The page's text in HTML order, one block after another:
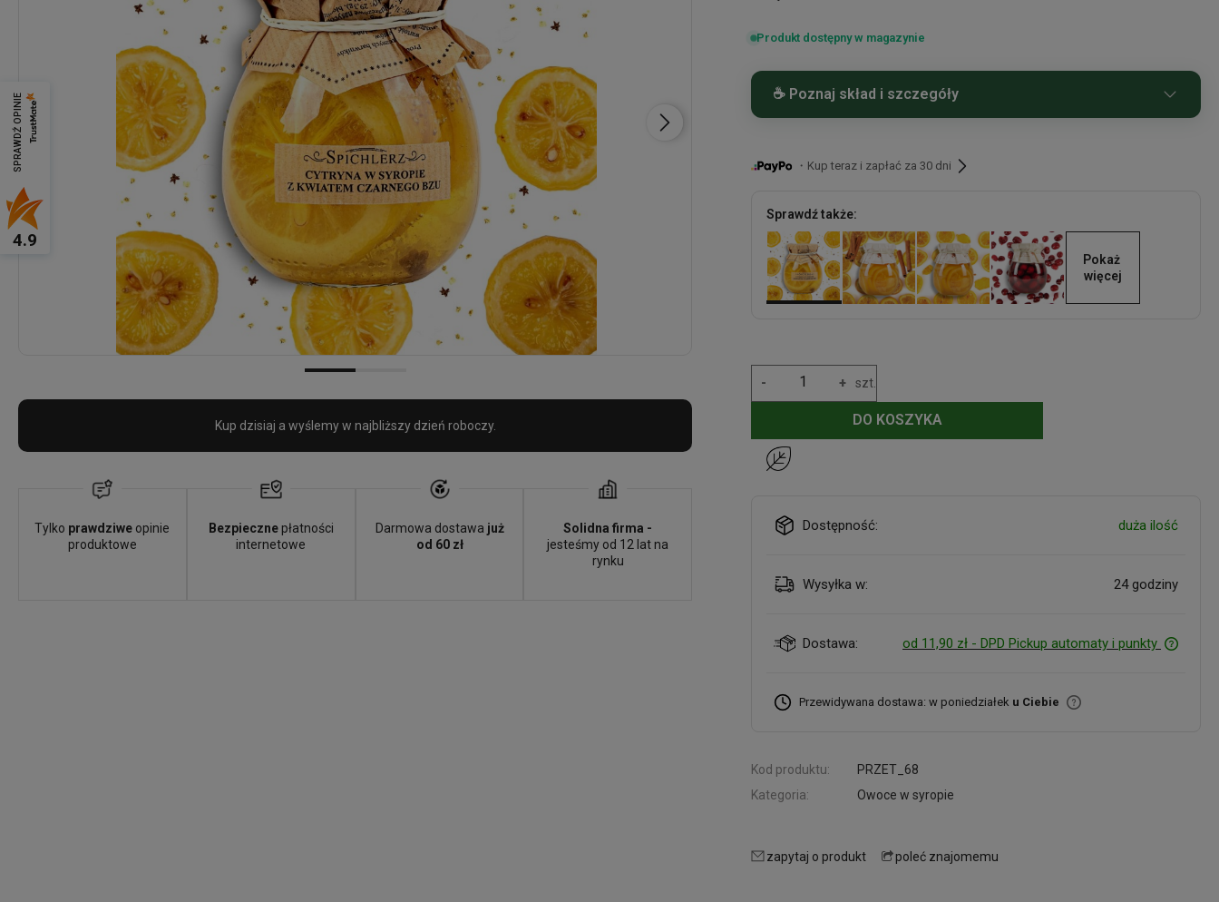
Kup dzisiaj a wyślemy w najbliższy dzień roboczy.
Tylko prawdziwe opinie
produktowe
Bezpiecznepłatności
internetowe
Darmowa dostawa już
od 60 zł
Solidna firma -
jesteśmy od 12 lat na
rynku
Produkt dostępny w magazynie
☕ Poznaj skład i szczegóły
・Kup teraz i zapłać za 30 dni
Sprawdź także:
Pokaż
więcej
+
- szt.
DO KOSZYKA
Dostępność: duża ilość
Wysyłka w: 24 godziny
Dostawa: od 11,90 zł - DPD Pickup automaty i punkty
Przewidywana dostawa: w poniedziałek u Ciebie
Kod produktu:
PRZET_68
Kategoria:
Owoce w syropie
zapytaj o produkt poleć znajomemu
SPRAWDŹ OPINIE
4.9